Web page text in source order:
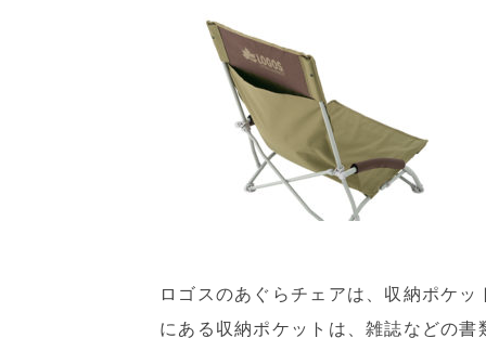
ロゴスのあぐらチェアは、収納ポケ
にある収納ポケットは、雑誌などの